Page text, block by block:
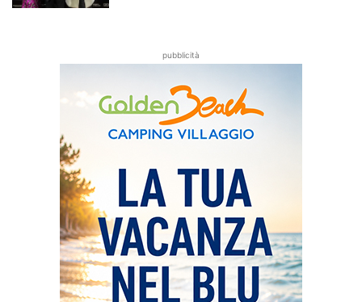
pubblicità